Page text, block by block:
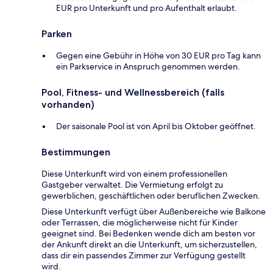
EUR pro Unterkunft und pro Aufenthalt erlaubt.
Parken
Gegen eine Gebühr in Höhe von 30 EUR pro Tag kann
ein Parkservice in Anspruch genommen werden.
Pool, Fitness- und Wellnessbereich (falls
vorhanden)
Der saisonale Pool ist von April bis Oktober geöffnet.
Bestimmungen
Diese Unterkunft wird von einem professionellen
Gastgeber verwaltet. Die Vermietung erfolgt zu
gewerblichen, geschäftlichen oder beruflichen Zwecken.
Diese Unterkunft verfügt über Außenbereiche wie Balkone
oder Terrassen, die möglicherweise nicht für Kinder
geeignet sind. Bei Bedenken wende dich am besten vor
der Ankunft direkt an die Unterkunft, um sicherzustellen,
dass dir ein passendes Zimmer zur Verfügung gestellt
wird.